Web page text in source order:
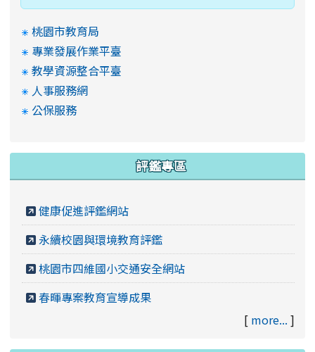
桃園市教育局
專業發展作業平臺
教學資源整合平臺
人事服務網
公保服務
評鑑專區
健康促進評鑑網站
永續校園與環境教育評鑑
桃園市四維國小交通安全網站
春暉專案教育宣導成果
[ more... ]